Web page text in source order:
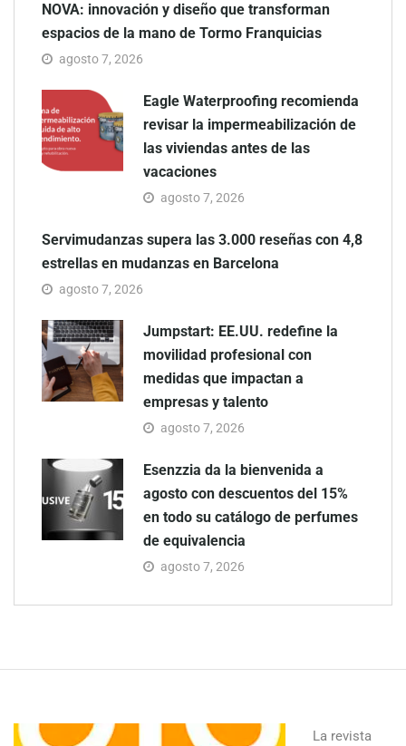
NOVA: innovación y diseño que transforman
espacios de la mano de Tormo Franquicias
agosto 7, 2026
Eagle Waterproofing recomienda
revisar la impermeabilización de
las viviendas antes de las
vacaciones
agosto 7, 2026
Servimudanzas supera las 3.000 reseñas con 4,8
estrellas en mudanzas en Barcelona
agosto 7, 2026
Jumpstart: EE.UU. redefine la
movilidad profesional con
medidas que impactan a
empresas y talento
agosto 7, 2026
Esenzzia da la bienvenida a
agosto con descuentos del 15%
en todo su catálogo de perfumes
de equivalencia
agosto 7, 2026
La revista